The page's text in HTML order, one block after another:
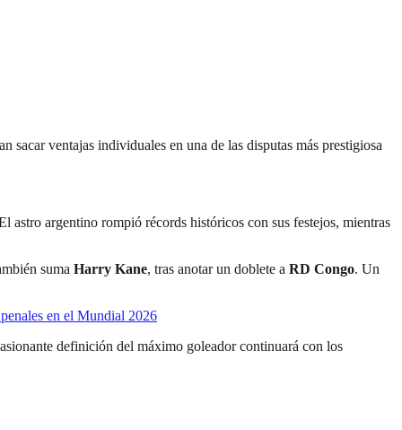
ventajas individuales en una de las disputas más prestigiosa
astro argentino rompió récords históricos con sus festejos, mientras
suma Harry Kane, tras anotar un doblete a RD Congo. Un
en el Mundial 2026
definición del máximo goleador continuará con los